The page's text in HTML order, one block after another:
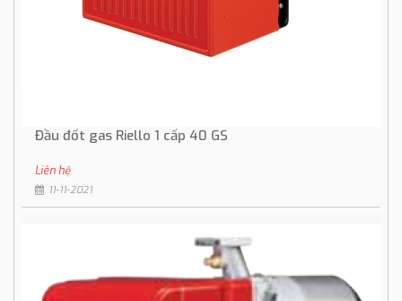
Đầu đốt gas Riello 1 cấp 40 GS
Liên hệ
11-11-2021